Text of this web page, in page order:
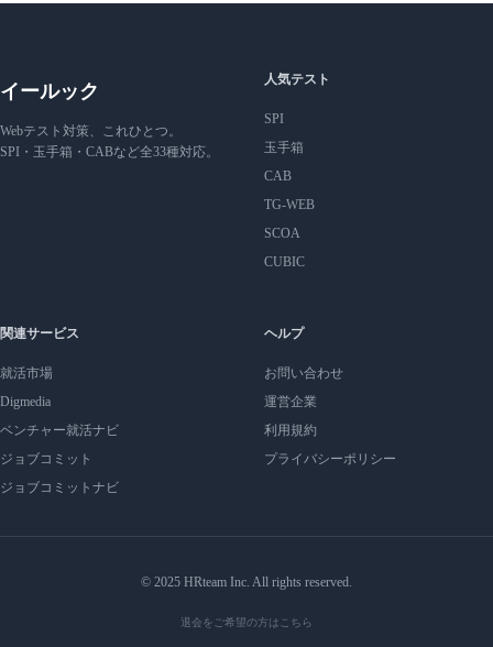
イールック
Webテスト対策、これひとつ。
SPI・玉手箱・CABなど全33種対応。
人気テスト
SPI
玉手箱
CAB
TG-WEB
SCOA
CUBIC
関連サービス
就活市場
Digmedia
ベンチャー就活ナビ
ジョブコミット
ジョブコミットナビ
ヘルプ
お問い合わせ
運営企業
利用規約
プライバシーポリシー
© 2025 HRteam Inc. All rights reserved.
退会をご希望の方はこちら